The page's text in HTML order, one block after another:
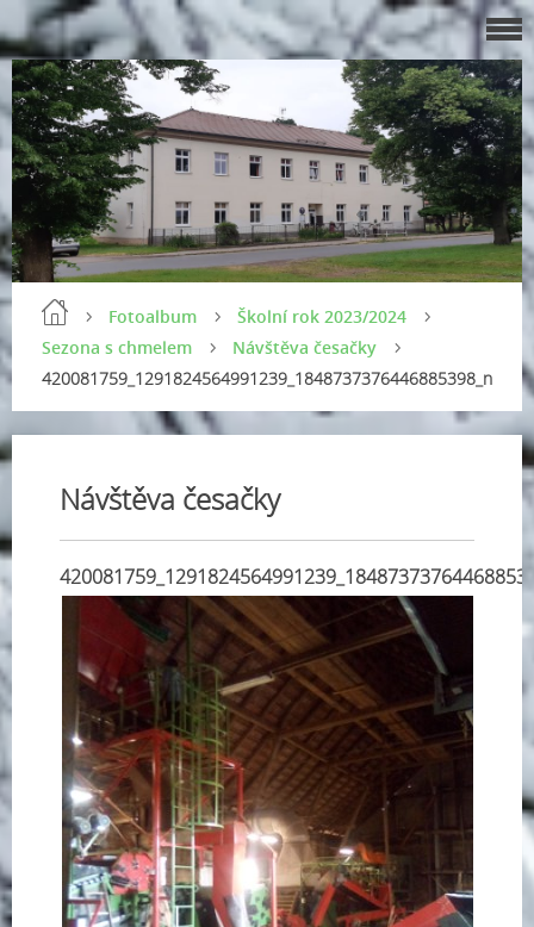
Fotoalbum
Školní rok 2023/2024
Sezona s chmelem
Návštěva česačky
420081759_1291824564991239_1848737376446885398_n
Návštěva česačky